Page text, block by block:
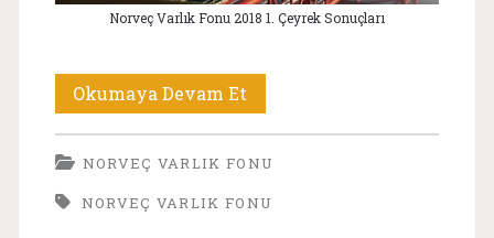
Norveç Varlık Fonu 2018 1. Çeyrek Sonuçları
Okumaya Devam Et
Varlık
Fonu
2018
NORVEÇ VARLIK FONU
NORVEÇ VARLIK FONU